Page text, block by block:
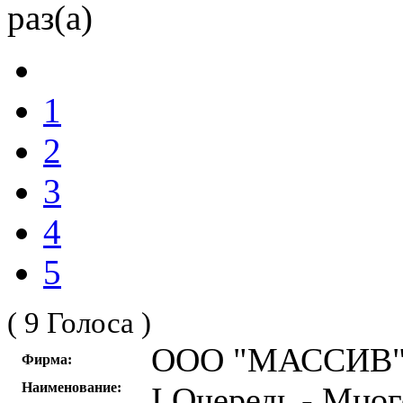
раз(а)
1
2
3
4
5
( 9 Голоса )
Фирма: ООО
Наименование: